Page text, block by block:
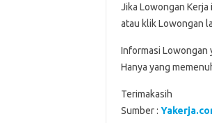
Jika Lowongan
atau klik Lowongan
Informasi Lowongan
Hanya yang
Terimakasih
Sumber :